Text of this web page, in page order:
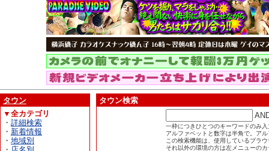
タウン
▼全カテゴリ
・ 詳細検索
・ 新着情報
・ 地域別
タウン検索
一枠につきひとつのキーワードのみ
アルファベットと数字は半角で。ア
この検索機能は、使用しているブラ
それ以外の環境の方は左メニューの